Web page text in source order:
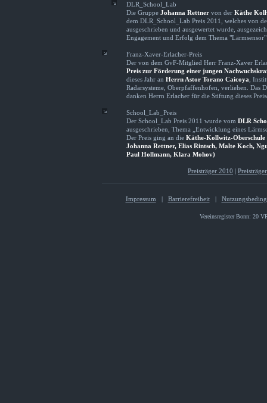
DLR_School_Lab
Die Gruppe Johanna Rettner von der Käthe
dem DLR_School_Lab Preis 2011, welches von
ausgeschrieben und ausgewertet wurde,
Engagement und Erfolg dem Thema
Franz-Xaver-Erlacher-Preis
Der von dem GvF-Mitglied Herr Franz-Xaver
Preis zur Förderung einer jungen
dieses Jahr an Herrn Astor Torano Caicoya,
Radarsysteme, Oberpfaffenhofen, verliehen. Das
danken Herrn Erlacher für die Stiftung dieses
School_Lab_Preis
Der School_Lab Preis 2011 wurde vom DLR
ausgeschrieben, Thema „Entwicklung eines
Der Preis ging an die Käthe-Kollwitz-
Johanna Rettner, Elias Rintsch, Malte Koch,
Paul Hollmann, Klara Mohov)
Preisträger 2010
Impressum | Barrierefreiheit|
Vereinsregister Bonn: 20